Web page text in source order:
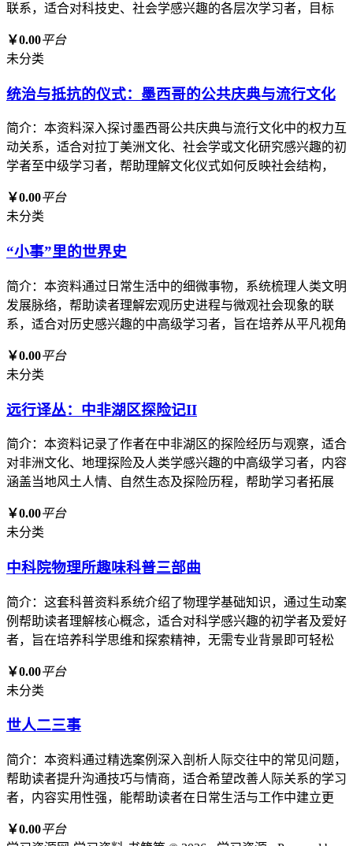
联系，适合对科技史、社会学感兴趣的各层次学习者，目标
￥0.00平台
未分类
统治与抵抗的仪式：墨西哥的公共庆典与流行文化
简介：本资料深入探讨墨西哥公共庆典与流行文化中的权力互
动关系，适合对拉丁美洲文化、社会学或文化研究感兴趣的初
学者至中级学习者，帮助理解文化仪式如何反映社会结构，
￥0.00平台
未分类
“小事”里的世界史
简介：本资料通过日常生活中的细微事物，系统梳理人类文明
发展脉络，帮助读者理解宏观历史进程与微观社会现象的联
系，适合对历史感兴趣的中高级学习者，旨在培养从平凡视角
￥0.00平台
未分类
远行译丛：中非湖区探险记II
简介：本资料记录了作者在中非湖区的探险经历与观察，适合
对非洲文化、地理探险及人类学感兴趣的中高级学习者，内容
涵盖当地风土人情、自然生态及探险历程，帮助学习者拓展
￥0.00平台
未分类
中科院物理所趣味科普三部曲
简介：这套科普资料系统介绍了物理学基础知识，通过生动案
例帮助读者理解核心概念，适合对科学感兴趣的初学者及爱好
者，旨在培养科学思维和探索精神，无需专业背景即可轻松
￥0.00平台
未分类
世人二三事
简介：本资料通过精选案例深入剖析人际交往中的常见问题，
帮助读者提升沟通技巧与情商，适合希望改善人际关系的学习
者，内容实用性强，能帮助读者在日常生活与工作中建立更
￥0.00平台